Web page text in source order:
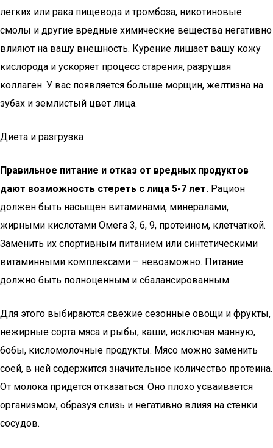
легких или рака пищевода и тромбоза, никотиновые
смолы и другие вредные химические вещества негативно
влияют на вашу внешность. Курение лишает вашу кожу
кислорода и ускоряет процесс старения, разрушая
коллаген. У вас появляется больше морщин, желтизна на
зубах и землистый цвет лица.
Диета и разгрузка
Правильное питание и отказ от вредных продуктов
дают возможность стереть с лица 5-7 лет. Рацион
должен быть насыщен витаминами, минералами,
жирными кислотами Омега 3, 6, 9, протеином, клетчаткой.
Заменить их спортивным питанием или синтетическими
витаминными комплексами – невозможно. Питание
должно быть полноценным и сбалансированным.
Для этого выбираются свежие сезонные овощи и фрукты,
нежирные сорта мяса и рыбы, каши, исключая манную,
бобы, кисломолочные продукты. Мясо можно заменить
соей, в ней содержится значительное количество протеина.
От молока придется отказаться. Оно плохо усваивается
организмом, образуя слизь и негативно влияя на стенки
сосудов.